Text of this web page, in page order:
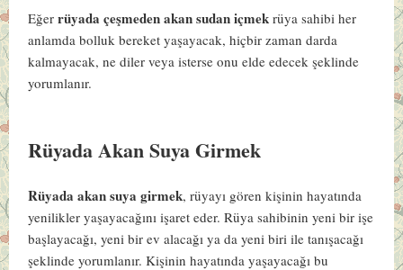
Eğerrüyada çeşmeden akan sudan içmekrüya sahibi her
anlamda bolluk bereket yaşayacak, hiçbir zaman darda
kalmayacak, ne diler veya isterse onu elde edecek şeklinde
yorumlanır.
Rüyada Akan Suya Girmek
Rüyada akan suya girmek, rüyayı gören kişinin hayatında
yenilikler yaşayacağını işaret eder. Rüya sahibinin yeni bir işe
başlayacağı, yeni bir ev alacağı ya da yeni biri ile tanışacağı
şeklinde yorumlanır. Kişinin hayatında yaşayacağı bu